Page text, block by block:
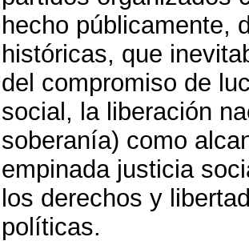
hecho públicamente,
históricas, que
del compromiso de
social, la liberación
soberanía) como
empinada justicia
los derechos y
políticas.